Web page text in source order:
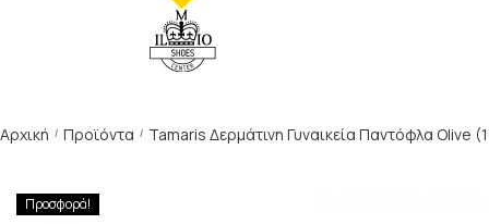
Αρχική / Προϊόντα / Tamaris Δερμάτινη Γυναικεία Παντόφλα
Προσφορά!